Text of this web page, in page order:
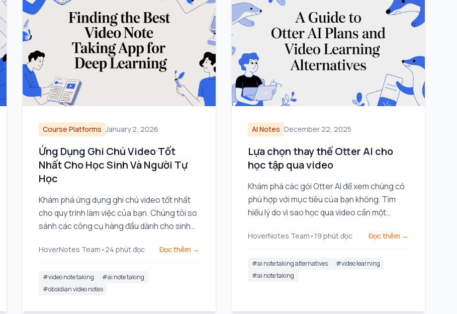
Course Platforms January 2, 2026
Ứng Dụng Ghi Chú Video Tốt
Nhất Cho Học Sinh Và Người Tự
Học
Khám phá ứng dụng ghi chú video tốt nhất
cho quy trình làm việc của bạn. Chúng tôi so
sánh các công cụ hàng đầu dành cho sinh
Notion, và các khóa học trực tuyến.
HoverNotes Team • 24 phút đọc Đọc thêm →
#video note taking #ai note taking
#obsidian video notes
AI Notes December 22, 2025
Lựa chọn thay thế Otter AI cho
học tập qua video
Khám phá các gói Otter AI để xem chúng có
phù hợp với mục tiêu của bạn không. Tìm
hiểu lý do vì sao học qua video cần một
hàng đầu được thiết kế cho sinh viên.
HoverNotes Team • 19 phút đọc Đọc thêm →
#ai note taking alternatives #video learning
#ai note taking